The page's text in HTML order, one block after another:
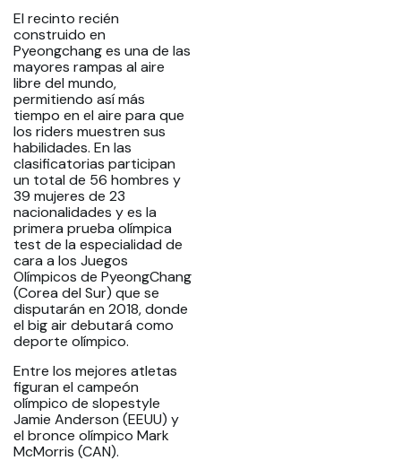
El recinto recién
construido en
Pyeongchang es una de las
mayores rampas al aire
libre del mundo,
permitiendo así más
tiempo en el aire para que
los riders muestren sus
habilidades. En las
clasificatorias participan
un total de 56 hombres y
39 mujeres de 23
nacionalidades y es la
primera prueba olímpica
test de la especialidad de
cara a los Juegos
Olímpicos de PyeongChang
(Corea del Sur) que se
disputarán en 2018, donde
el big air debutará como
deporte olímpico.
Entre los mejores atletas
figuran el campeón
olímpico de slopestyle
Jamie Anderson (EEUU) y
el bronce olímpico Mark
McMorris (CAN).